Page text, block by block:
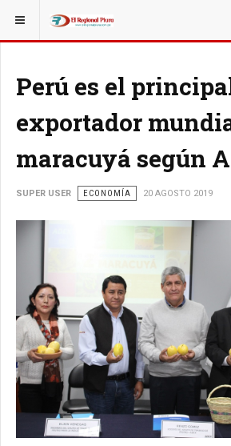
ESTÁ AQUÍ: NACIONALES
Perú es el
exportador
maracuyá según
SUPER USER ECONOMÍA 20 AGOSTO 2019